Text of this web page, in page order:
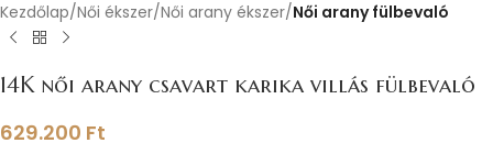
Kezdőlap Női ékszer Női arany ékszer Női arany fülbevaló
14K női arany csavart karika villás fülbevaló
629.200 Ft